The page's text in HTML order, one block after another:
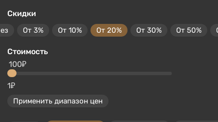
Скидки
От 3% От 10% От 20% От 30% От 50%
Стоимость
1₽
100₽
Применить диапазон цен